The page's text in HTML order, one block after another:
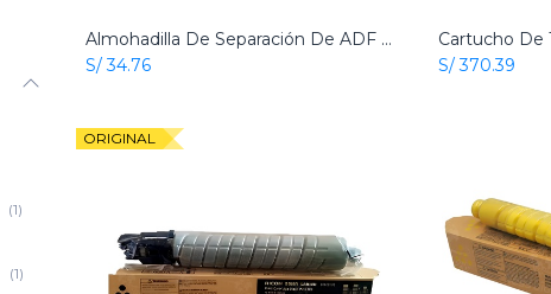
(1)
(1)
Add to Cart
Almohadilla De Separación De ADF Original Ricoh
S/34.76
S/370.39
ORIGINAL